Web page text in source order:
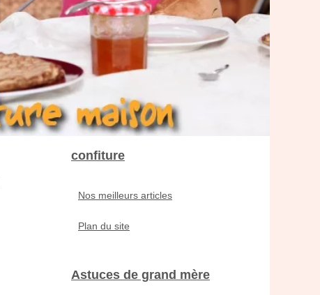
confiture
Nos meilleurs articles
Plan du site
Astuces de grand mère